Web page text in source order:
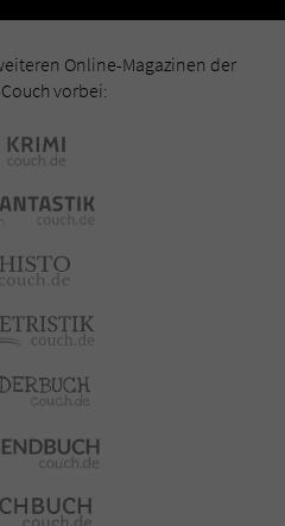
Online-Magazinen der
vorbei: